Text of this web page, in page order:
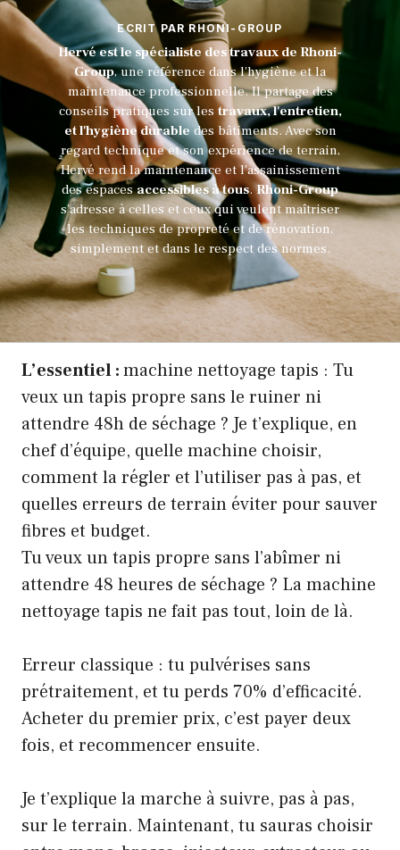
ECRIT PAR RHONI-GROUP
Hervé est le spécialiste des travaux de Rhoni-
Group, une référence dans l'hygiène et la
maintenance professionnelle. Il partage des
conseils pratiques sur les travaux, l'entretien,
et l'hygiène durabledes bâtiments. Avec son
regard technique et son expérience de terrain,
Hervé rend la maintenance et l'assainissement
des espacesaccessibles à tous.Rhoni-Group
s’adresse à celles et ceux qui veulent maîtriser
les techniques de propreté et de rénovation,
simplement et dans le respect des normes.
L’essentiel :machine nettoyage tapis : Tu
veux un tapis propre sans le ruiner ni
attendre 48h de séchage ? Je t’explique, en
chef d’équipe, quelle machine choisir,
comment la régler et l’utiliser pas à pas, et
quelles erreurs de terrain éviter pour sauver
fibres et budget.
Tu veux un tapis propre sans l’abîmer ni
attendre 48 heures de séchage ? La machine
nettoyage tapis ne fait pas tout, loin de là.
Erreur classique : tu pulvérises sans
prétraitement, et tu perds 70% d’efficacité.
Acheter du premier prix, c’est payer deux
fois, et recommencer ensuite.
Je t’explique la marche à suivre, pas à pas,
sur le terrain. Maintenant, tu sauras choisir